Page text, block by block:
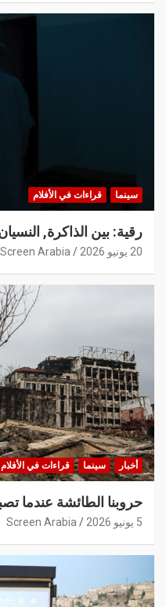
سينما قراءات في الأفلام
رقية: بين الذاكرة,
20 يونيو 2026 Screen Arabia
أخبار سينما قراءات في الأفلام
حروبنا الطائشة عندما
5 يونيو 2026 Screen Arabia